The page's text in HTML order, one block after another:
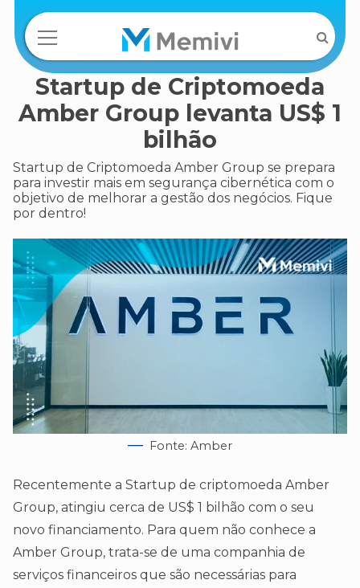
Startup de Criptomoeda
Amber Group levanta US$ 1
bilhão
Startup de Criptomoeda Amber Group se prepara
para investir mais em segurança cibernética com o
objetivo de melhorar a gestão dos negócios. Fique
por dentro!
Fonte: Amber
Recentemente a Startup de criptomoeda Amber
Group, atingiu cerca de US$ 1 bilhão com o seu
novo financiamento. Para quem não conhece a
Amber Group, trata-se de uma companhia de
serviços financeiros que são necessárias para